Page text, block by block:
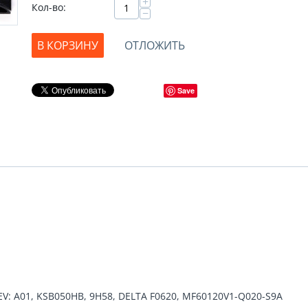
Кол-во: −
В КОРЗИНУ ОТЛОЖИТЬ
Save
A01, KSB050HB, 9H58, DELTA F0620, MF60120V1-Q020-S9A